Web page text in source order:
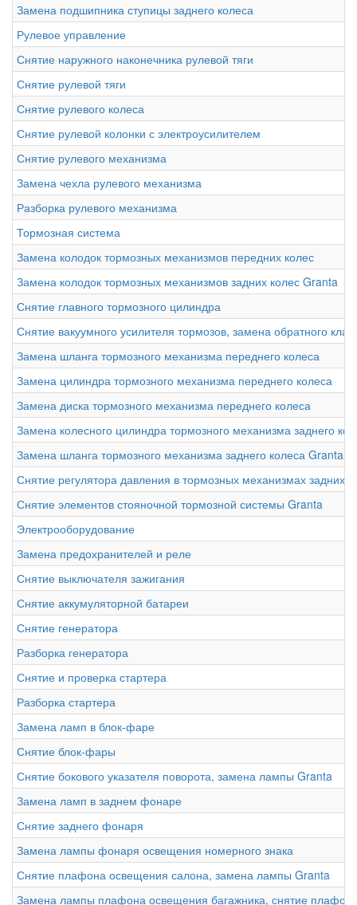
Замена подшипника ступицы заднего колеса
Рулевое управление
Снятие наружного наконечника рулевой тяги
Снятие рулевой тяги
Снятие рулевого колеса
Снятие рулевой колонки с электроусилителем
Снятие рулевого механизма
Замена чехла рулевого механизма
Разборка рулевого механизма
Тормозная система
Замена колодок тормозных механизмов передних колес
Замена колодок тормозных механизмов задних колес Granta
Снятие главного тормозного цилиндра
Снятие вакуумного усилителя тормозов, замена обратного
Замена шланга тормозного механизма переднего колеса
Замена цилиндра тормозного механизма переднего колеса
Замена диска тормозного механизма переднего колеса
Замена колесного цилиндра тормозного механизма заднего
Замена шланга тормозного механизма заднего колеса Granta
Снятие регулятора давления в тормозных механизмах задних
Снятие элементов стояночной тормозной системы Granta
Электрооборудование
Замена предохранителей и реле
Снятие выключателя зажигания
Снятие аккумуляторной батареи
Снятие генератора
Разборка генератора
Снятие и проверка стартера
Разборка стартера
Замена ламп в блок-фаре
Снятие блок-фары
Снятие бокового указателя поворота, замена лампы Granta
Замена ламп в заднем фонаре
Снятие заднего фонаря
Замена лампы фонаря освещения номерного знака
Снятие плафона освещения салона, замена лампы Granta
Замена лампы плафона освещения багажника, снятие